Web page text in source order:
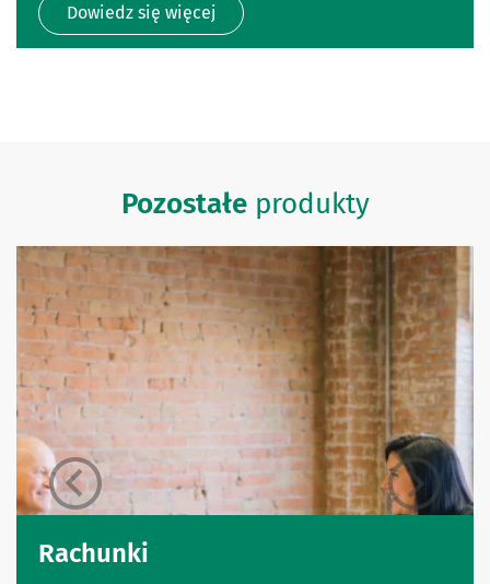
Dowiedz się więcej
Pozostałeprodukty
Rachunki